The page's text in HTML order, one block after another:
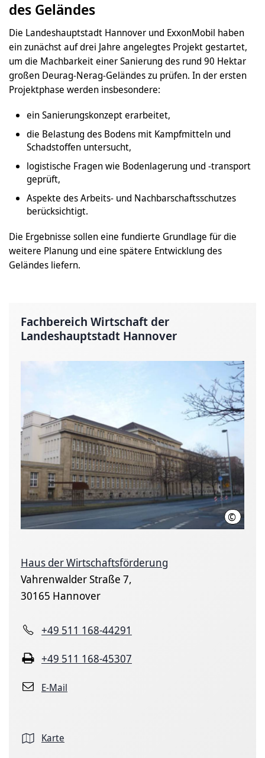
des Geländes
Die Landeshauptstadt Hannover und ExxonMobil haben
ein zunächst auf drei Jahre angelegtes Projekt gestartet,
um die Machbarkeit einer Sanierung des rund 90 Hektar
großen Deurag-Nerag-Geländes zu prüfen. In der ersten
Projektphase werden insbesondere:
ein Sanierungskonzept erarbeitet,
die Belastung des Bodens mit Kampfmitteln und
Schadstoffen untersucht,
logistische Fragen wie Bodenlagerung und -transport
geprüft,
Aspekte des Arbeits- und Nachbarschaftsschutzes
berücksichtigt.
Die Ergebnisse sollen eine fundierte Grundlage für die
weitere Planung und eine spätere Entwicklung des
Geländes liefern.
Fachbereich Wirtschaft der
Landeshauptstadt Hannover
©
Haus der Wirtschaftsförderung
Vahrenwalder Straße 7,
30165 Hannover
+49 511 168-44291
+49 511 168-45307
E-Mail
Karte